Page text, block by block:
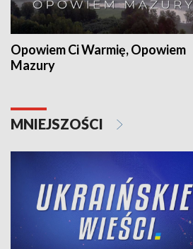
Opowiem Ci Warmię, Opowiem
Mazury
MNIEJSZOŚCI